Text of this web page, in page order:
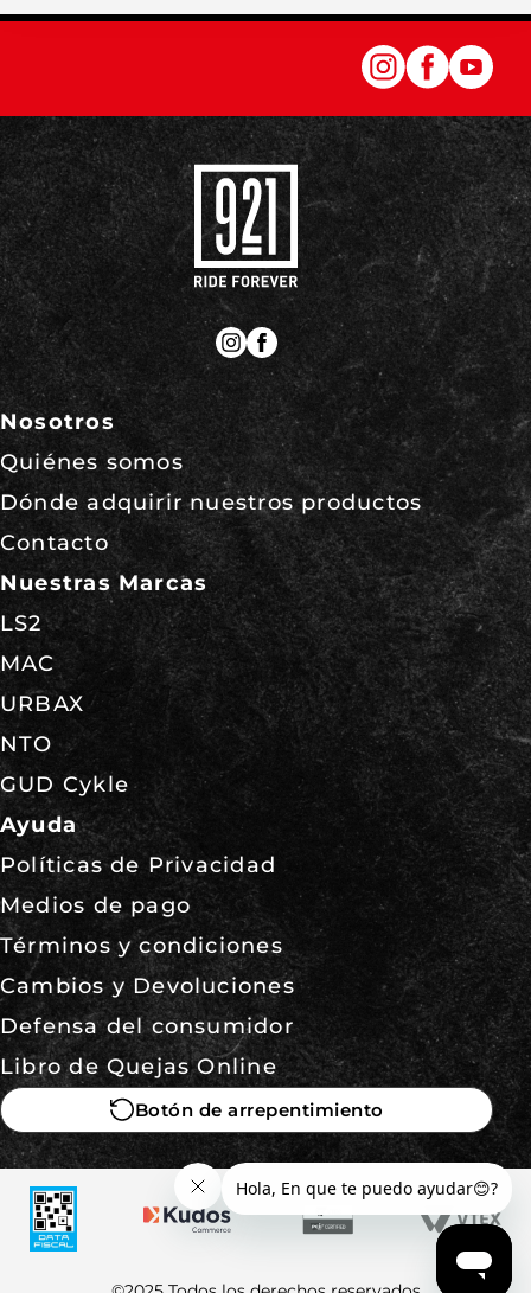
Nosotros
Quiénes somos
Dónde adquirir nuestros productos
Contacto
Nuestras Marcas
LS2
MAC
URBAX
NTO
GUD Cykle
Ayuda
Políticas de Privacidad
Medios de pago
Términos y condiciones
Cambios y Devoluciones
Defensa del consumidor
Libro de Quejas Online
Botón de arrepentimiento